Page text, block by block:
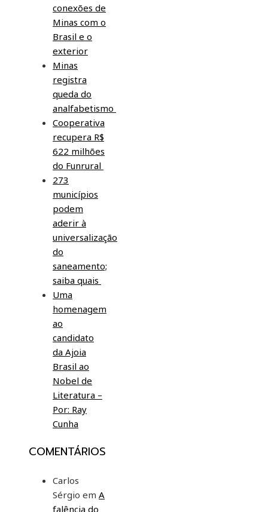
conexões de
Minas com o
Brasil e o
exterior
Minas
registra
queda do
analfabetismo
Cooperativa
recupera R$
622 milhões
do Funrural
273
municípios
podem
aderir à
universalização
do
saneamento;
saiba quais
Uma
homenagem
ao
candidato
da Ajoia
Brasil ao
Nobel de
Literatura –
Por: Ray
Cunha
COMENTÁRIOS
Carlos
Sérgio em A
falência do